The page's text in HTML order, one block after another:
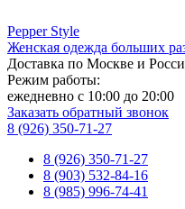
Pepper Style
Женская одежда больших
Доставка по Москве и
Режим работы:
ежедневно с 10:00 до 20:00
Заказать обратный звонок
8 (926) 350-71-27
8 (926) 350-71-27
8 (903) 532-84-16
8 (985) 996-74-41